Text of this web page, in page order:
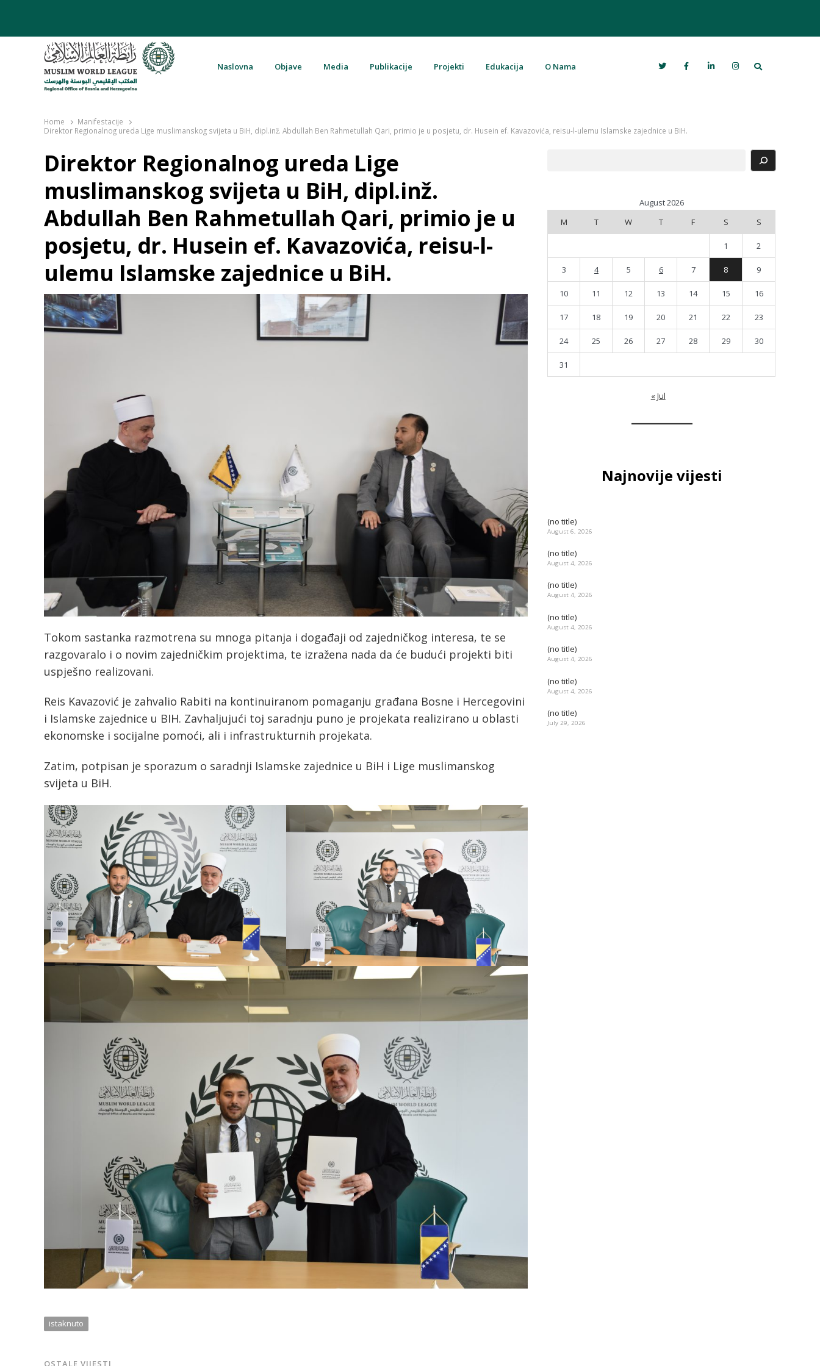
Naslovna Objave Media Publikacije Projekti Edukacija O Nama Search
Home
Manifestacije
Direktor Regionalnog ureda Lige muslimanskog svijeta u BiH, dipl.inž. Abdullah Ben Rahmetullah Qari, primio je u posjetu, dr. Husein ef. Kavazovića, reisu-l-ulemu Islamske zajednice u BiH.
Direktor Regionalnog ureda Lige
muslimanskog svijeta u BiH, dipl.inž.
Abdullah Ben Rahmetullah Qari, primio je u
posjetu, dr. Husein ef. Kavazovića, reisu-l-
ulemu Islamske zajednice u BiH.
Tokom sastanka razmotrena su mnoga pitanja i događaji od zajedničkog interesa, te se
razgovaralo i o novim zajedničkim projektima, te izražena nada da će budući projekti biti
uspješno realizovani.
Reis Kavazović je zahvalio Rabiti na kontinuiranom pomaganju građana Bosne i Hercegovini
i Islamske zajednice u BIH. Zavhaljujući toj saradnju puno je projekata realizirano u oblasti
ekonomske i socijalne pomoći, ali i infrastrukturnih projekata.
Zatim, potpisan je sporazum o saradnji Islamske zajednice u BiH i Lige muslimanskog
svijeta u BiH.
istaknuto
OSTALE VIJESTI
August 2026
M
T W T F S S
1 2
3 4 5 6 7 8 9
10 11 12 13 14 15 16
17 18 19 20 21 22 23
24 25 26 27 28 29 30
31
« Jul
Najnovije vijesti
(no title)
August 6, 2026
(no title)
August 4, 2026
(no title)
August 4, 2026
(no title)
August 4, 2026
(no title)
August 4, 2026
(no title)
August 4, 2026
(no title)
July 29, 2026